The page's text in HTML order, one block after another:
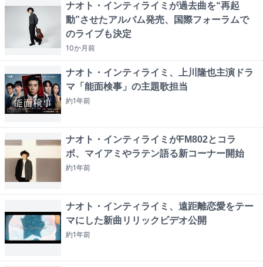
ナオト・インティライミが過去曲を“再起
動”させたアルバム発売、国際フォーラムで
のライブも決定
10か月前
ナオト・インティライミ、上川隆也主演ドラ
マ「能面検事」の主題歌担当
約1年前
ナオト・インティライミがFM802とコラ
ボ、マイアミやラテン語る新コーナー開始
約1年前
ナオト・インティライミ、遠距離恋愛をテー
マにした新曲リリックビデオ公開
約1年前